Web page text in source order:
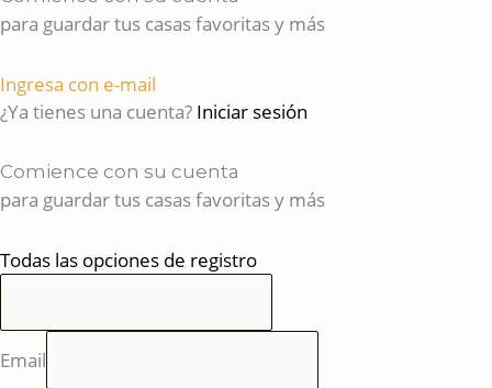
para guardar tus casas favoritas y más
Ingresa con e-mail
¿Ya tienes una cuenta? Iniciar sesión
Comience con su cuenta
para guardar tus casas favoritas y más
Todas las opciones de registro
Email